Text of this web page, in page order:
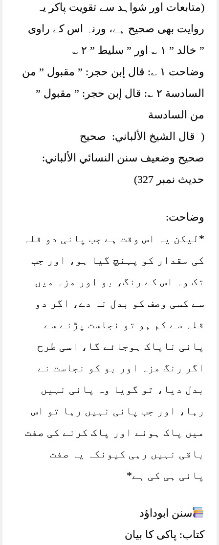
(متابعات اور شواہد سے تقویت پاکر یہ
روایت بھی صحیح ہے، ورنہ اس کے راوی
” خالد ” ١ ؎ اور ” سلیط ” ٢ ؎
وضاحت ١ ؎: قال إبن حجر: ” مقبول ” من
السادسة ٢ ؎: قال إبن حجر: ” مقبول ”
من السادسة
( قال الشيخ الألباني: صحيح
صحيح وضعيف سنن النسائي الألباني:
حديث نمبر 327)
وضاحت:
*لیکن یہ اس وقت ہے جب پانی دو قلہ
کی مقدار کو پہنچ گیا ہو، اور جب
تک وہ اس کے رنگ، بو اور مزہ میں
سے کسی وصف کو بدل نہ دے، اگر دو
قلہ سے کم ہو تو نجاست پڑنے سے
پانی ناپاک ہوجائے گا، اسی طرح
اگر رنگ مزہ اور بو کو نجاست نے
بدل دیا، تو گویا وہ پانی نہیں
رہا، اور جب پانی نہیں رہا تو اس
میں پاک ہونے اور پاک کرنے کی صفت
باقی نہیں رہی کیونکہ یہ صفت
پانی ہی کی ہے*
سنن ابوداؤد
کتاب: پاکی کا بیان